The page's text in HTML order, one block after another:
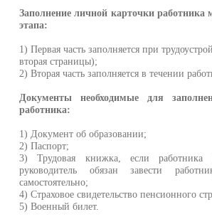
Заполнение личной карточки работника
этапа:
1) Первая часть заполняется при
вторая страницы);
2) Вторая часть заполняется в течении
Документы необходимые для
работника:
1) Документ об образовании;
2) Паспорт;
3) Трудовая книжка, если работника
руководитель обязан завести
самостоятельно;
4) Страховое свидетельство пенсионного
5) Военный билет.